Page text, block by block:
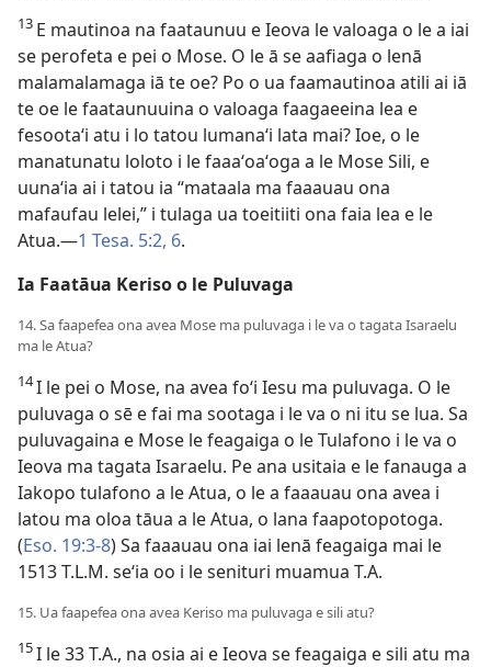
13 E mautinoa na faataunuu e Ieova le valoaga o le a iai
se perofeta e pei o Mose. O le ā se aafiaga o lenā
malamalamaga iā te oe? Po o ua faamautinoa atili ai iā
te oe le faataunuuina o valoaga faagaeeina lea e
fesootaʻi atu i lo tatou lumanaʻi lata mai? Ioe, o le
manatunatu loloto i le faaaʻoaʻoga a le Mose Sili, e
uunaʻia ai i tatou ia “mataala ma faaauau ona
mafaufau lelei,” i tulaga ua toeitiiti ona faia lea e le
Atua.—1 Tesa. 5:2, 6.
Ia Faatāua Keriso o le Puluvaga
14. Sa faapefea ona avea Mose ma puluvaga i le va o tagata Isaraelu
ma le Atua?
14I le pei o Mose, na avea foʻi Iesu ma puluvaga. O le
puluvaga o sē e fai ma sootaga i le va o ni itu se lua. Sa
puluvagaina e Mose le feagaiga o le Tulafono i le va o
Ieova ma tagata Isaraelu. Pe ana usitaia e le fanauga a
Iakopo tulafono a le Atua, o le a faaauau ona avea i
latou ma oloa tāua a le Atua, o lana faapotopotoga.
(Eso. 19:3-8) Sa faaauau ona iai lenā feagaiga mai le
1513 T.L.M. seʻia oo i le senituri muamua T.A.
15. Ua faapefea ona avea Keriso ma puluvaga e sili atu?
15I le 33 T.A., na osia ai e Ieova se feagaiga e sili atu ma